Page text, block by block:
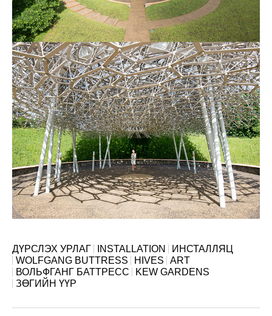
ДҮРСЛЭХ УРЛАГ INSTALLATION
ИНСТАЛЛЯЦ
WOLFGANG BUTTRESS
HIVES
ART
ВОЛЬФГАНГ БАТТРЕСС
KEW GARDENS
ЗӨГИЙН ҮҮР